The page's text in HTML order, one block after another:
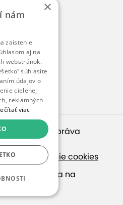
r. o.
. Všetky práva
|
Nastavenie cookies
pozrite sa na
×
nám
zaistenie
aj na
webstránok.
súhlasíte
údajov o
cielenej
reklamných
viac